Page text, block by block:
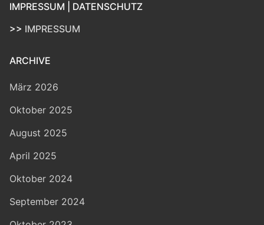
IMPRESSUM | DATENSCHUTZ
>> IMPRESSUM
ARCHIVE
März 2026
Oktober 2025
August 2025
April 2025
Oktober 2024
September 2024